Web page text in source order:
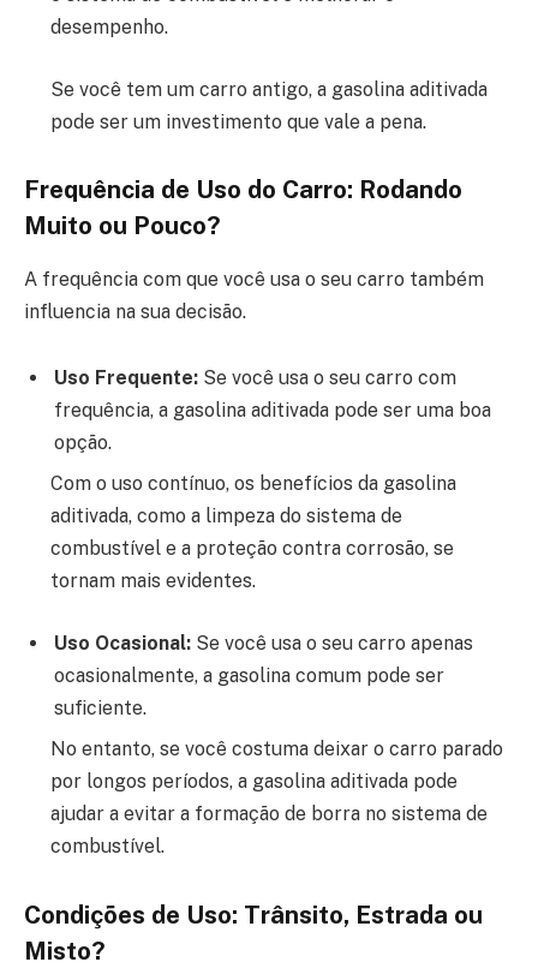
desempenho.
Se você tem um carro antigo, a gasolina aditivada
pode ser um investimento que vale a pena.
Frequência de Uso do Carro: Rodando
Muito ou Pouco?
A frequência com que você usa o seu carro também
influencia na sua decisão.
Uso Frequente: Se você usa o seu carro com
frequência, a gasolina aditivada pode ser uma boa
opção.
Com o uso contínuo, os benefícios da gasolina
aditivada, como a limpeza do sistema de
combustível e a proteção contra corrosão, se
tornam mais evidentes.
Uso Ocasional: Se você usa o seu carro apenas
ocasionalmente, a gasolina comum pode ser
suficiente.
No entanto, se você costuma deixar o carro parado
por longos períodos, a gasolina aditivada pode
ajudar a evitar a formação de borra no sistema de
combustível.
Condições de Uso: Trânsito, Estrada ou
Misto?